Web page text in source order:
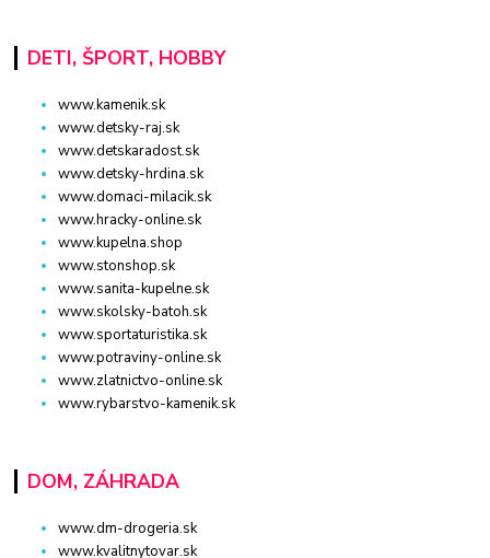
DETI, ŠPORT, HOBBY
www.kamenik.sk
www.detsky-raj.sk
www.detskaradost.sk
www.detsky-hrdina.sk
www.domaci-milacik.sk
www.hracky-online.sk
www.kupelna.shop
www.stonshop.sk
www.sanita-kupelne.sk
www.skolsky-batoh.sk
www.sportaturistika.sk
www.potraviny-online.sk
www.zlatnictvo-online.sk
www.rybarstvo-kamenik.sk
DOM, ZÁHRADA
www.dm-drogeria.sk
www.kvalitnytovar.sk